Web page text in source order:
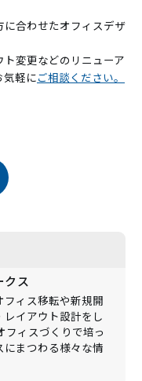
合わせたオフィスデザ
変更などのリニューア
気軽にご相談ください。
クス
ィス移転や新規開
イアウト設計をし
フィスづくりで培っ
まつわる様々な情